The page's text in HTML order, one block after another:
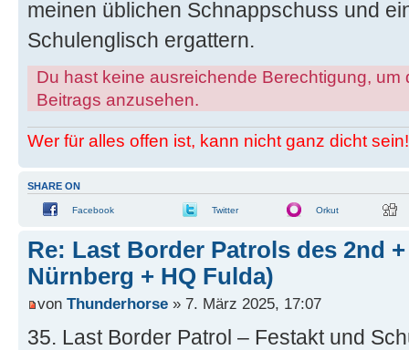
meinen üblichen Schnappschuss und
Schulenglisch ergattern.
Du hast keine ausreichende Berechtigung,
Beitrags anzusehen.
Wer für alles offen ist, kann nicht ganz dicht sein!
SHARE ON
Facebook Twitter Orkut
Re: Last Border Patrols des 2nd
Nürnberg + HQ Fulda)
von Thunderhorse » 7. März 2025, 17:07
35. Last Border Patrol – Festakt und